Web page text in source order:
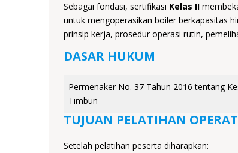
Sebagai fondasi, sertifikasi Kelas II
untuk mengoperasikan boiler berkapasitas
prinsip kerja, prosedur operasi rutin,
DASAR HUKUM
Permenaker No. 37 Tahun 2016 tentang
Timbun
TUJUAN PELATIHAN
Setelah pelatihan peserta diharapkan: